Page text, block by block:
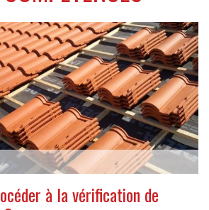
à la vérification de